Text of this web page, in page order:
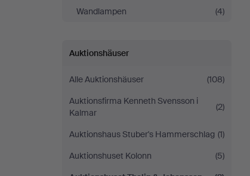
Wandlampen
(4)
Auktionshäuser
Alle Auktionshäuser
(108)
Auktionsfirma Kenneth Svensson i
Kalmar
(2)
Auktionshaus Stuber's Hammerschlag (1)
Auktionshuset Kolonn
(5)